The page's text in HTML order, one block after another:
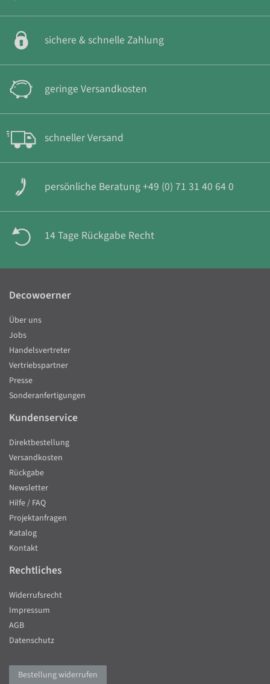
sichere & schnelle Zahlung
geringe Versandkosten
schneller Versand
persönliche Beratung +49 (0) 71 31 40 64 0
14 Tage Rückgabe Recht
Decowoerner
Über uns
Jobs
Handelsvertreter
Vertriebspartner
Presse
Sonderanfertigungen
Kundenservice
Direktbestellung
Versandkosten
Rückgabe
Newsletter
Hilfe / FAQ
Projektanfragen
Katalog
Kontakt
Rechtliches
Widerrufsrecht
Impressum
AGB
Datenschutz
Bestellung widerrufen